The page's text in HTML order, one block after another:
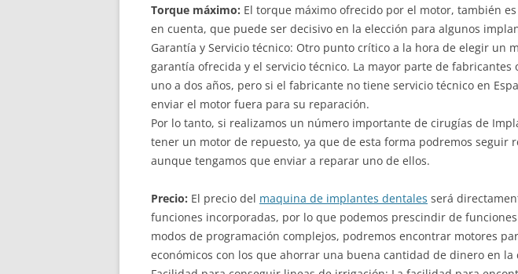
Torque máximo: El torque máximo ofrecido por el motor, también
en cuenta, que puede ser decisivo en la elección para algunos
Garantía y Servicio técnico: Otro punto crítico a la hora de elegir un
garantía ofrecida y el servicio técnico. La mayor parte de fabricantes
uno a dos años, pero si el fabricante no tiene servicio técnico en
enviar el motor fuera para su reparación.
Por lo tanto, si realizamos un número importante de cirugías de
tener un motor de repuesto, ya que de esta forma podremos seguir
aunque tengamos que enviar a reparar uno de ellos.
Precio: El precio del maquina de implantes dentales será
funciones incorporadas, por lo que podemos prescindir de
modos de programación complejos, podremos encontrar motores
económicos con los que ahorrar una buena cantidad de dinero en la